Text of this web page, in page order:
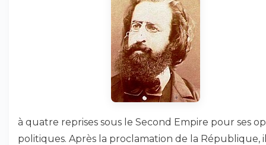
à quatre reprises sous le Second Empire pour ses
politiques. Après la proclamation de la République,